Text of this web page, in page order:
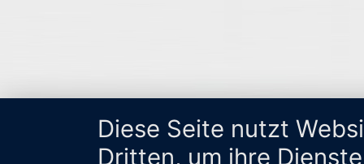
Diese Seite nutzt
Dritten, um ihre